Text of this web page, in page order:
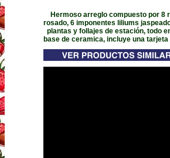
Hermoso arreglo compuesto por 8
rosado, 6 imponentes liliums
plantas y follajes de estación, todo
base de ceramica, incluye una